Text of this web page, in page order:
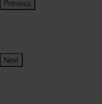
Previous
Next